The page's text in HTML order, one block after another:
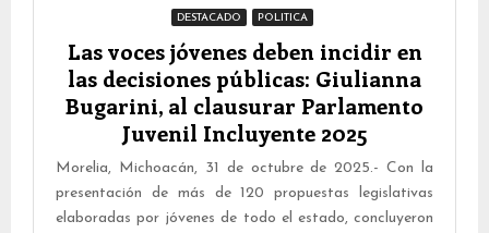
DESTACADO POLITICA
Las voces jóvenes deben incidir en
las decisiones públicas: Giulianna
Bugarini, al clausurar Parlamento
Juvenil Incluyente 2025
Morelia, Michoacán, 31 de octubre de 2025.- Con la
presentación de más de 120 propuestas legislativas
elaboradas por jóvenes de todo el estado, concluyeron